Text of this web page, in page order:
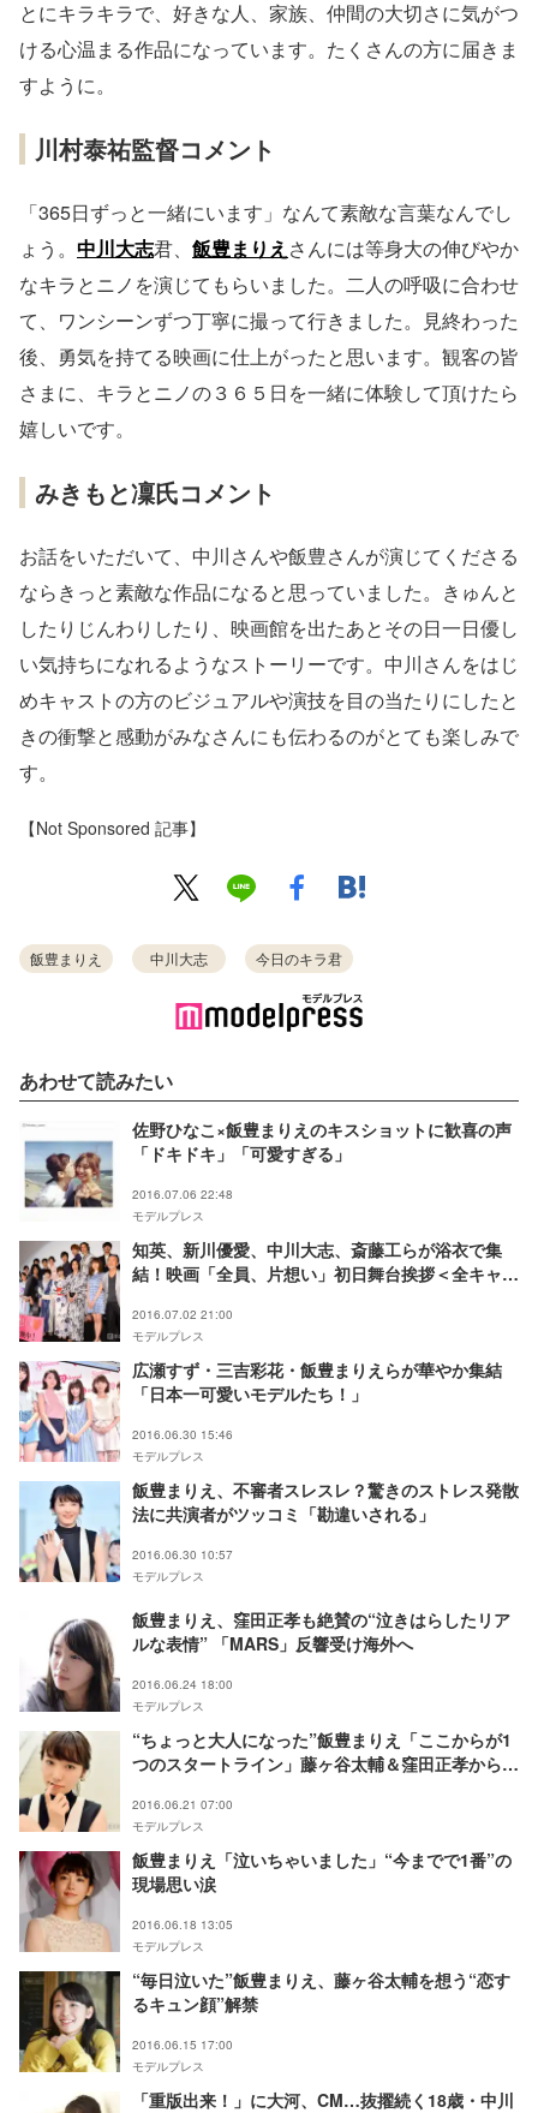
とにキラキラで、好きな人、家族、仲間の大切さに気がつ
ける心温まる作品になっています。たくさんの方に届きま
すように。
川村泰祐監督コメント
「365日ずっと一緒にいます」なんて素敵な言葉なんでし
ょう。 中川大志君、 飯豊まりえ さんには等身大の伸びやか
なキラとニノを演じてもらいました。二人の呼吸に合わせ
て、ワンシーンずつ丁寧に撮って行きました。見終わった
後、勇気を持てる映画に仕上がったと思います。観客の皆
さまに、キラとニノの３６５日を一緒に体験して頂けたら
嬉しいです。
みきもと凜氏コメント
お話をいただいて、中川さんや飯豊さんが演じてくださる
ならきっと素敵な作品になると思っていました。きゅんと
したりじんわりしたり、映画館を出たあとその日一日優し
い気持ちになれるようなストーリーです。中川さんをはじ
めキャストの方のビジュアルや演技を目の当たりにしたと
きの衝撃と感動がみなさんにも伝わるのがとても楽しみで
す。
【Not Sponsored 記事】
飯豊まりえ 中川大志 今日のキラ君
あわせて読みたい
佐野ひなこ×飯豊まりえのキスショットに歓喜の声
「ドキドキ」「可愛すぎる」
2016.07.06 22:48
モデルプレス
知英、新川優愛、中川大志、斎藤工らが浴衣で集
結！映画「全員、片想い」初日舞台挨拶＜全キャス
2016.07.02 21:00
モデルプレス
広瀬すず・三吉彩花・飯豊まりえらが華やか集結
「日本一可愛いモデルたち！」
2016.06.30 15:46
モデルプレス
飯豊まりえ、不審者スレスレ？驚きのストレス発散
法に共演者がツッコミ「勘違いされる」
2016.06.30 10:57
モデルプレス
飯豊まりえ、窪田正孝も絶賛の“泣きはらしたリア
ルな表情” 「MARS」反響受け海外へ
2016.06.24 18:00
モデルプレス
“ちょっと大人になった”飯豊まりえ「ここからが1
つのスタートライン」藤ヶ谷太輔＆窪田正孝から受
2016.06.21 07:00
モデルプレス
飯豊まりえ「泣いちゃいました」“今までで1番”の
現場思い涙
2016.06.18 13:05
モデルプレス
“毎日泣いた”飯豊まりえ、藤ヶ谷太輔を想う“恋す
るキュン顔”解禁
2016.06.15 17:00
モデルプレス
「重版出来！」に大河、CM…抜擢続く18歳・中川